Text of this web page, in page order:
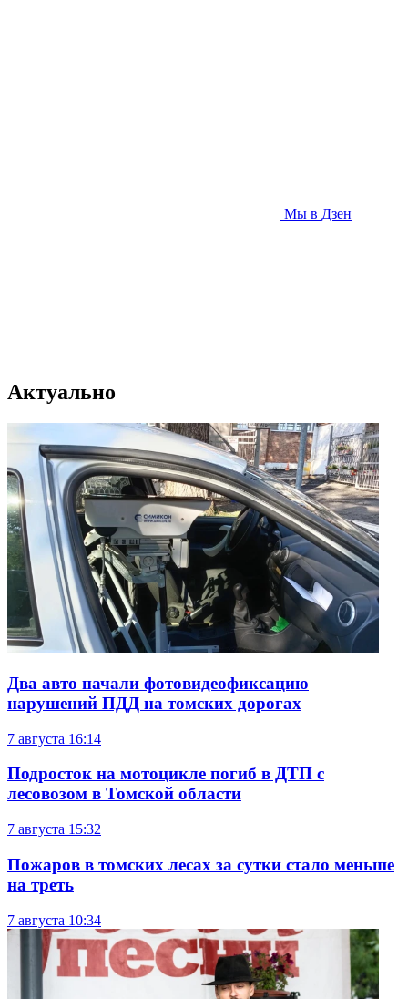
Мы в Дзен
Актуально
Два авто начали фотовидеофиксацию
нарушений ПДД на томских дорогах
7 августа 16:14
Подросток на мотоцикле погиб в ДТП с
лесовозом в Томской области
7 августа 15:32
Пожаров в томских лесах за сутки стало меньше
на треть
7 августа 10:34